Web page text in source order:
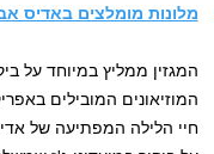
מלונות מומלצים באדיס
המגזין ממליץ במיוחד על
המוזיאונים המובילים
חיי הלילה המפתיעה של